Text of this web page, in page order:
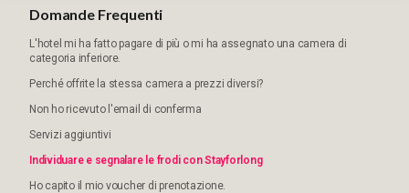
Domande Frequenti
L'hotel mi ha fatto pagare di più o mi ha assegnato una camera di
categoria inferiore.
Perché offrite la stessa camera a prezzi diversi?
Non ho ricevuto l'email di conferma
Servizi aggiuntivi
Individuare e segnalare le frodi con Stayforlong
Ho capito il mio voucher di prenotazione.